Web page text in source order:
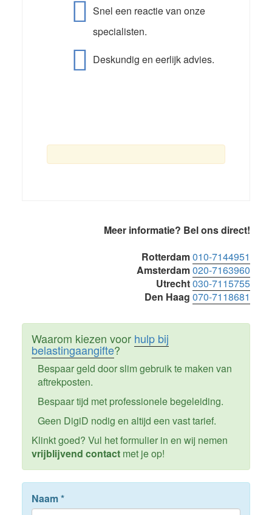
Snel een reactie van onze
specialisten.
Deskundig en eerlijk advies.
Meer informatie? Bel ons direct!
Rotterdam010-7144951
Amsterdam020-7163960
Utrecht030-7115755
Den Haag 070-7118681
Waarom kiezen voor hulp bij
belastingaangifte?
Bespaar geld door slim gebruik te maken van
aftrekposten.
Bespaar tijd met professionele begeleiding.
Geen DigiD nodig en altijd een vast tarief.
Klinkt goed? Vul het formulier in en wij nemen
vrijblijvend contactmet je op!
Naam*